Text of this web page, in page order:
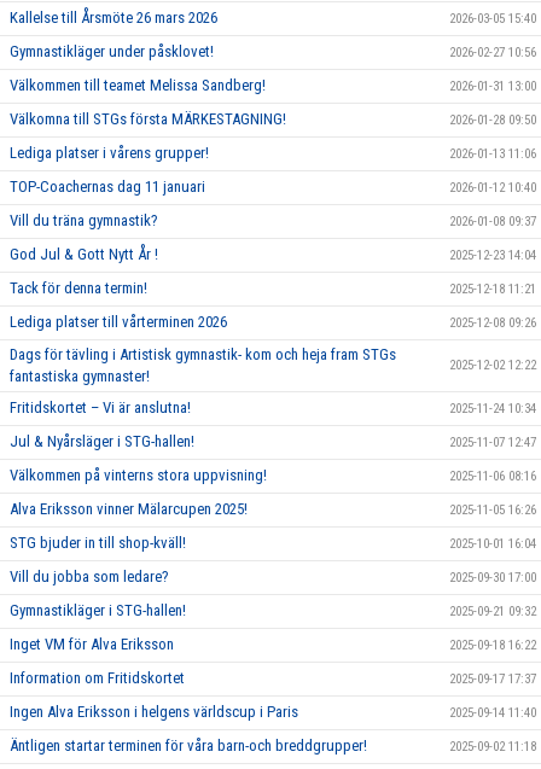
Kallelse till Årsmöte 26 mars 2026 2026-03-05 15:40
Gymnastikläger under påsklovet! 2026-02-27 10:56
Välkommen till teamet Melissa Sandberg! 2026-01-31 13:00
Välkomna till STGs första MÄRKESTAGNING! 2026-01-28 09:50
Lediga platser i vårens grupper! 2026-01-13 11:06
TOP-Coachernas dag 11 januari 2026-01-12 10:40
Vill du träna gymnastik? 2026-01-08 09:37
God Jul & Gott Nytt År ! 2025-12-23 14:04
Tack för denna termin! 2025-12-18 11:21
Lediga platser till vårterminen 2026 2025-12-08 09:26
Dags för tävling i Artistisk gymnastik- kom och heja fram STGs
fantastiska gymnaster!
2025-12-02 12:22
Fritidskortet – Vi är anslutna! 2025-11-24 10:34
Jul & Nyårsläger i STG-hallen! 2025-11-07 12:47
Välkommen på vinterns stora uppvisning! 2025-11-06 08:16
Alva Eriksson vinner Mälarcupen 2025! 2025-11-05 16:26
STG bjuder in till shop-kväll! 2025-10-01 16:04
Vill du jobba som ledare? 2025-09-30 17:00
Gymnastikläger i STG-hallen! 2025-09-21 09:32
Inget VM för Alva Eriksson 2025-09-18 16:22
Information om Fritidskortet 2025-09-17 17:37
Ingen Alva Eriksson i helgens världscup i Paris 2025-09-14 11:40
Äntligen startar terminen för våra barn-och breddgrupper! 2025-09-02 11:18